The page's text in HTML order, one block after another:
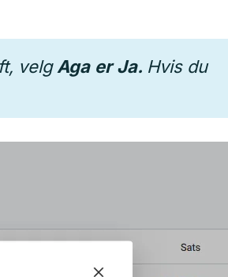
velgAga er Ja. Hvis du